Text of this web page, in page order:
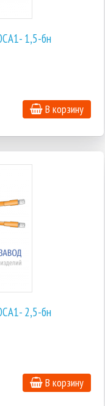
1,5-бн
В корзину
2,5-бн
В корзину